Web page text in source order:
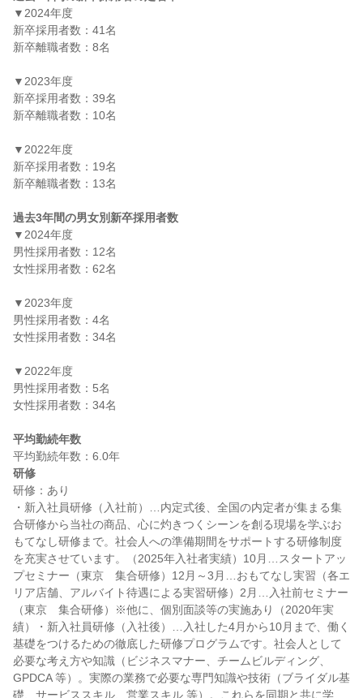
▼2024年度
新卒採用者数：41名
新卒離職者数：8名
▼2023年度
新卒採用者数：39名
新卒離職者数：10名
▼2022年度
新卒採用者数：19名
新卒離職者数：13名
過去3年間の男女別新卒採用者数
▼2024年度
男性採用者数：12名
女性採用者数：62名
▼2023年度
男性採用者数：4名
女性採用者数：34名
▼2022年度
男性採用者数：5名
女性採用者数：34名
平均勤続年数
研修
研修：あり
・新入社員研修（入社前）…内定式後、全国の内定者が集まる集
合研修から当社の商品、心に灼きつくシーンを創る現場を学ぶお
もてなし研修まで。社会人への準備期間をサポートする研修制度
を充実させています。（2025年入社者実績）10月…スタートアッ
プセミナー（東京　集合研修）12月～3月…おもてなし実習（各エ
リア店舗、アルバイト待遇による実習研修）2月…入社前セミナー
（東京　集合研修）※他に、個別面談等の実施あり（2020年実
績）・新入社員研修（入社後）…入社した4月から10月まで、働く
基礎をつけるための徹底した研修プログラムです。社会人として
必要な考え方や知識（ビジネスマナー、チームビルディング、
GPDCA 等）。実際の業務で必要な専門知識や技術（ブライダル基
礎、サービススキル、営業スキル 等）。これらを同期と共に学